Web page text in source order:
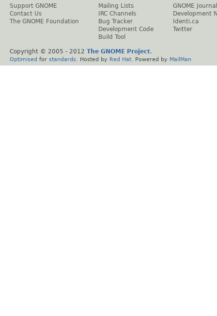
Support GNOME
Contact Us
The GNOME Foundation
Mailing Lists
IRC Channels
Bug Tracker
Development Code
Build Tool
GNOME Journal
Development
Identi.ca
Twitter
Copyright © 2005 - 2012 The GNOME Project.
Optimised for standards . Hosted by Red Hat . Powered by MailMan